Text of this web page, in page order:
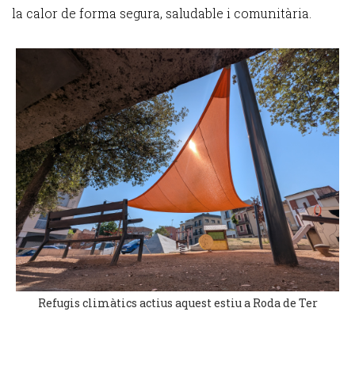
la calor de forma segura, saludable i comunitària.
Refugis climàtics actius aquest estiu a Roda de Ter